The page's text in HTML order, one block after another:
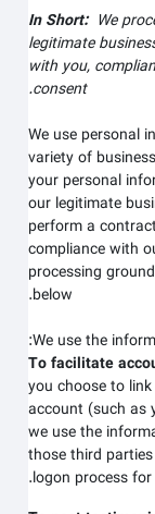
In Short:We
legitimate
with you,
consent.
We use
variety of
your personal
our legitimate
perform a
compliance
processing
below.
We use the
To facilitate
you choose to
account (such
we use the
those third
logon process